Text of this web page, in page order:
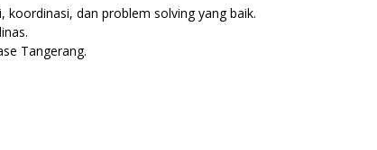
koordinasi, dan problem solving yang baik.
Tangerang.